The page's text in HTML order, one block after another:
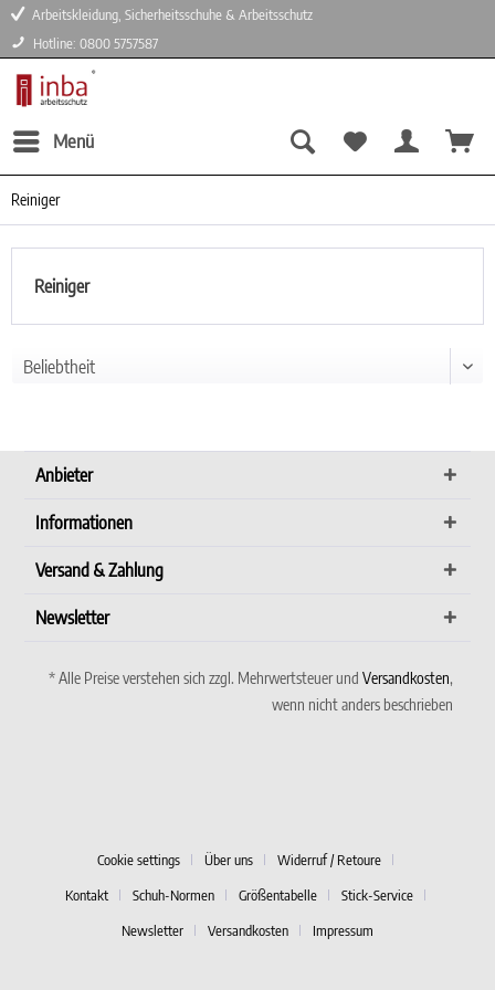
Arbeitskleidung, Sicherheitsschuhe & Arbeitsschutz
Hotline: 0800 5757587
Menü
Reiniger
Reiniger
Anbieter
Informationen
Versand & Zahlung
Newsletter
* Alle Preise verstehen sich zzgl. Mehrwertsteuer und Versandkosten,
wenn nicht anders beschrieben
Cookie settings Über uns
Widerruf / Retoure
Kontakt
Schuh-Normen Größentabelle
Stick-Service
Newsletter
Versandkosten Impressum